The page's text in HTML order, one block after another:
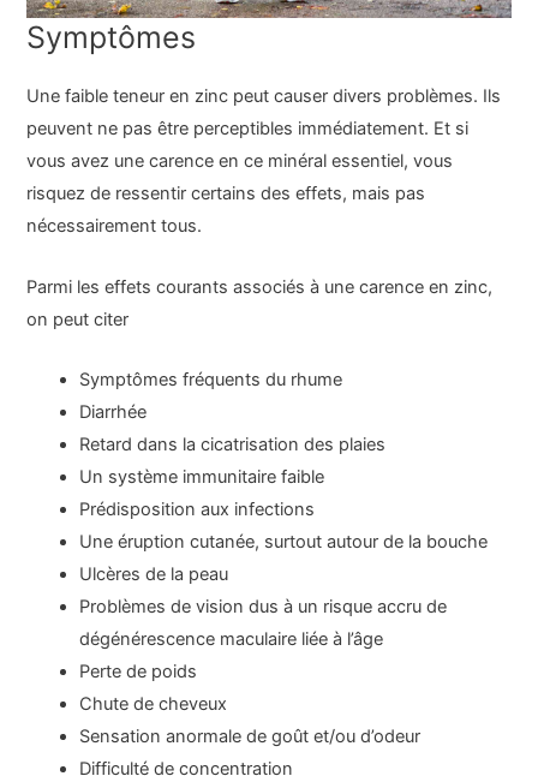
Symptômes
Une faible teneur en zinc peut causer divers problèmes. Ils
peuvent ne pas être perceptibles immédiatement. Et si
vous avez une carence en ce minéral essentiel, vous
risquez de ressentir certains des effets, mais pas
nécessairement tous.
Parmi les effets courants associés à une carence en zinc,
on peut citer
Symptômes fréquents du rhume
Diarrhée
Retard dans la cicatrisation des plaies
Un système immunitaire faible
Prédisposition aux infections
Une éruption cutanée, surtout autour de la bouche
Ulcères de la peau
Problèmes de vision dus à un risque accru de
dégénérescence maculaire liée à l’âge
Perte de poids
Chute de cheveux
Sensation anormale de goût et/ou d’odeur
Difficulté de concentration